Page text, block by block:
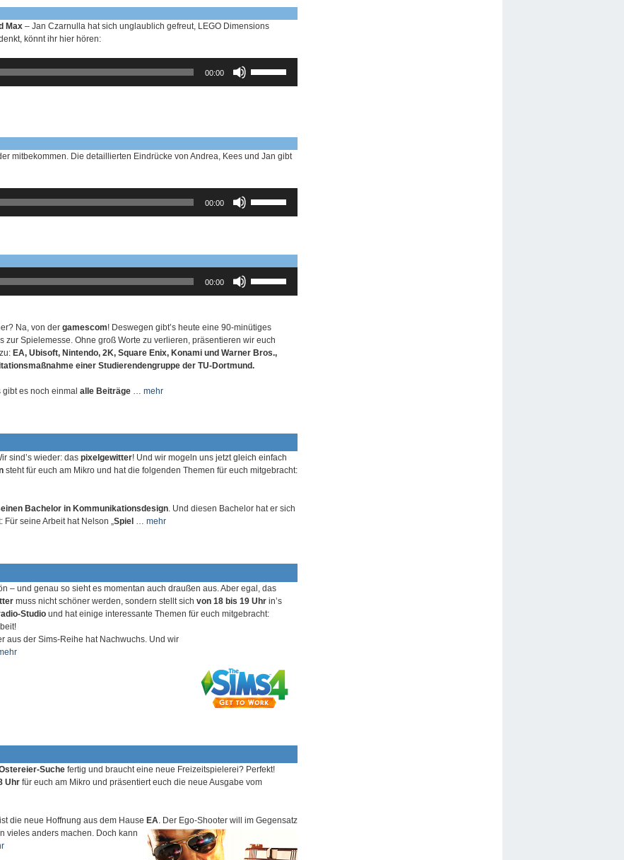
Lautstärke
zu
Max – Jan Czarnulla hat sich unglaublich gefreut, LEGO Dimensions
könnt ihr hier hören:
00:00
Hoch/Runter
benutzen,
zu
regeln.
mitbekommen. Die detaillierten Eindrücke von Andrea, Kees und Jan gibt
00:00
Hoch/Runter
benutzen,
Lautstärke
zu
regeln.
00:00
Hoch/Runter
benutzen,
die
Lautstärke
zu
regeln.
Na, von der gamescom! Deswegen gibt’s heute eine 90-minütiges
zur Spielemesse. Ohne groß Worte zu verlieren, präsentieren wir euch
EA, Ubisoft, Nintendo, 2K, Square Enix, Konami und Warner Bros.,
einer Studierendengruppe der TU-Dortmund.
gibt es noch einmal alle Beiträge mehr
sind’s wieder: das pixelgewitter! Und wir mogeln uns jetzt gleich einfach
steht für euch am Mikro und hat die folgenden Themen für euch mitgebracht:
Bachelor in Kommunikationsdesign. Und diesen Bachelor hat er sich
Für seine Arbeit hat Nelson „Spiel … mehr
– und genau so sieht es momentan auch draußen aus. Aber egal, das
muss nicht schöner werden, sondern stellt sich von 18 bis 19 Uhr in’s
Studio und hat einige interessante Themen für euch mitgebracht:
aus der Sims-Reihe hat Nachwuchs. Und wir
Suche fertig und braucht eine neue Freizeitspielerei? Perfekt!
Uhr für euch am Mikro und präsentiert euch die neue Ausgabe vom
ist die neue Hoffnung aus dem Hause EA. Der Ego-Shooter will im Gegensatz
vieles anders machen. Doch kann